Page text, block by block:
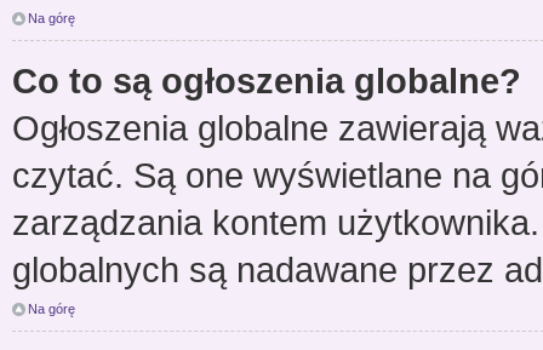
Na górę
Co to są ogłoszenia globalne?
Ogłoszenia globalne zawierają
czytać. Są one wyświetlane na
zarządzania kontem
globalnych są nadawane przez
Na górę